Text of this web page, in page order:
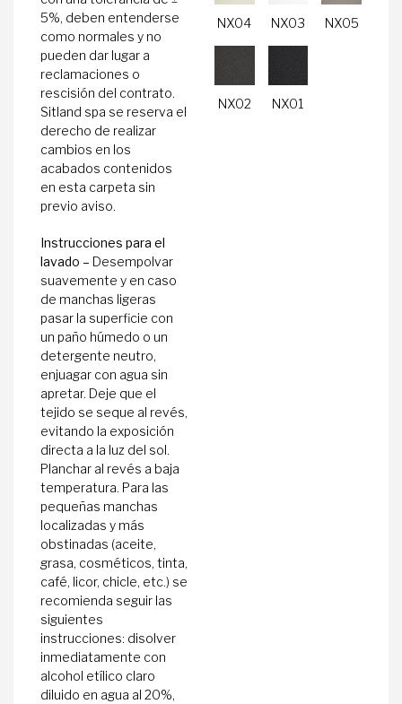
5%, deben entenderse
como normales y no
pueden dar lugar a
reclamaciones o
rescisión del contrato.
Sitland spa se reserva el
derecho de realizar
cambios en los
acabados contenidos
en esta carpeta sin
previo aviso.
Instrucciones para el
lavado – Desempolvar
suavemente y en caso
de manchas ligeras
pasar la superficie con
un paño húmedo o un
detergente neutro,
enjuagar con agua sin
apretar. Deje que el
tejido se seque al revés,
evitando la exposición
directa a la luz del sol.
Planchar al revés a baja
temperatura. Para las
pequeñas manchas
localizadas y más
obstinadas (aceite,
grasa, cosméticos, tinta,
café, licor, chicle, etc.) se
recomienda seguir las
siguientes
instrucciones: disolver
inmediatamente con
alcohol etílico claro
diluido en agua al 20%,
NX04 NX03 NX05
NX02 NX01